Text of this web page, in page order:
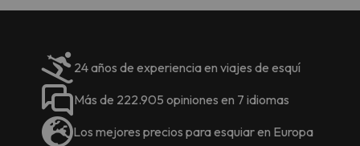
24 años de experiencia en viajes de esquí
Más de 222.905 opiniones en 7 idiomas
Los mejores precios para esquiar en Europa